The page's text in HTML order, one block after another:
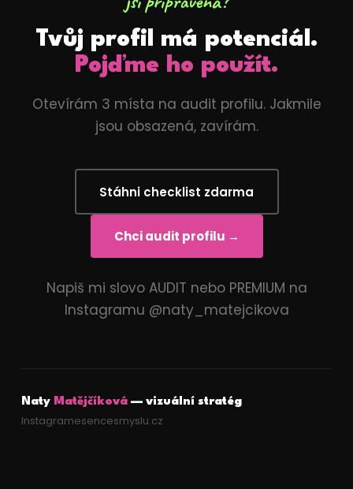
Tvůj profil má potenciál.
Pojďme ho použít.
Otevírám 3 místa na audit profilu. Jakmile
jsou obsazená, zavírám.
Stáhni checklist zdarma
Chci audit profilu →
Napiš mi slovo AUDIT nebo PREMIUM na
Instagramu @naty_matejcikova
Naty Matějčíková— vizuální stratég
Instagramesencesmyslu.cz